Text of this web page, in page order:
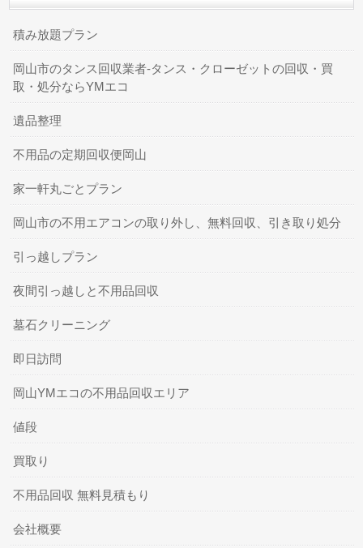
積み放題プラン
岡山市のタンス回収業者-タンス・クローゼットの回収・買
取・処分ならYMエコ
遺品整理
不用品の定期回収便岡山
家一軒丸ごとプラン
岡山市の不用エアコンの取り外し、無料回収、引き取り処分
引っ越しプラン
夜間引っ越しと不用品回収
墓石クリーニング
即日訪問
岡山YMエコの不用品回収エリア
値段
買取り
不用品回収 無料見積もり
会社概要